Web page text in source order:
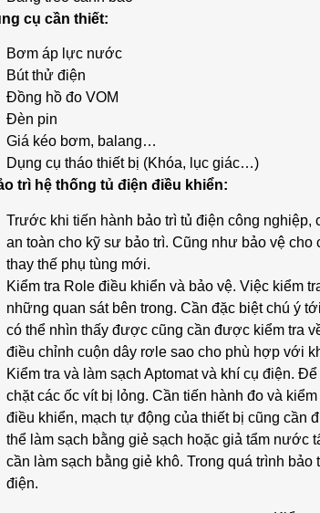
cụ cần thiết:
Bơm áp lực nước
Bút thử điện
Đồng hồ đo VOM
Đèn pin
Giá kéo bơm, balang…
Dụng cụ tháo thiết bị (Khóa, lục giác…)
trì hệ thống tủ điện điều khiển:
Trước khi tiến hành bảo trì tủ điện công
an toàn cho kỹ sư bảo trì. Cũng như bảo vệ
thay thế phụ tùng mới.
Kiểm tra Role điều khiển và bảo vệ. Việc kiểm
những quan sát bên trong. Cần đặc biệt chú ý
có thể nhìn thấy được cũng cần được kiểm tra
điều chỉnh cuộn dây rơle sao cho phù hợp với
Kiểm tra và làm sạch Aptomat và khí cụ điện.
chặt các ốc vít bị lỏng. Cần tiến hành đo và
điều khiển, mạch tự động của thiết bị cũng cần
thể làm sạch bằng giẻ sạch hoặc giả tẩm nước
cần làm sạch bằng giẻ khô. Trong quá trình
điện.